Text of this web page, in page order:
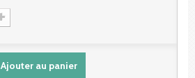
Ajouter au panier